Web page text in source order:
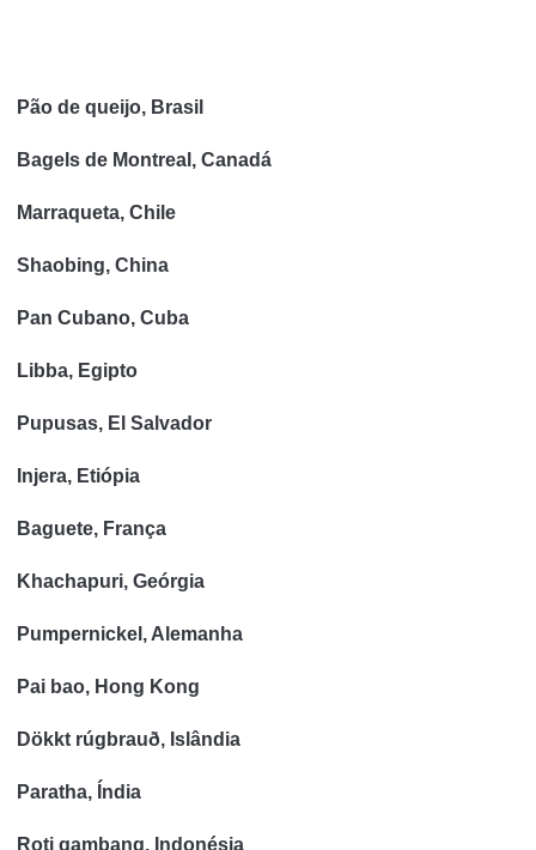
Pão de queijo, Brasil
Bagels de Montreal, Canadá
Marraqueta, Chile
Shaobing, China
Pan Cubano, Cuba
Libba, Egipto
Pupusas, El Salvador
Injera, Etiópia
Baguete, França
Khachapuri, Geórgia
Pumpernickel, Alemanha
Pai bao, Hong Kong
Dökkt rúgbrauð, Islândia
Paratha, Índia
Roti gambang, Indonésia